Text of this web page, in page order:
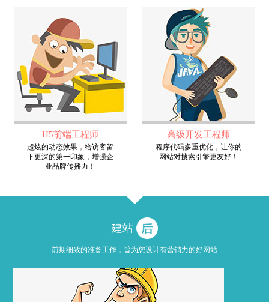
H5前端工程师
超炫的动态效果，给访客留
下更深的第一印象，增强企
业品牌传播力！
高级开发工程师
程序代码多重优化，让你的
网站对搜索引擎更友好！
建站
前期细致的准备工作，旨为您设计有营销力的好网站